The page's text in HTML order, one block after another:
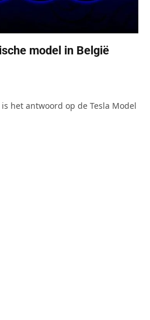
model in België
het antwoord op de Tesla Model